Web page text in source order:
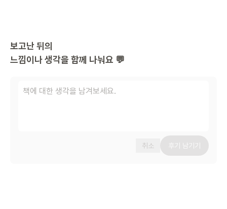
보고난 뒤의
느낌이나 생각을 함께 나눠요 💬
취소 후기 남기기